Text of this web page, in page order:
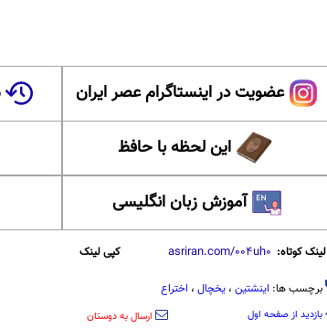
عضویت در اینستاگرام عصر ایران
این لحظه با حافظ
آموزش زبان انگلیسی
لینک کوتاه: کپی لینک
برچسب ها: اینشتین ، یخچال ، اختراع
بازدید از صفحه اول ارسال به دوستان